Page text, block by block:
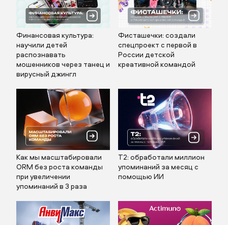
Финансовая культура:
научили детей
распознавать
мошенников через танец и
вирусный джингл
Фисташечки: создали
спецпроект с первой в
России детской
креативной командой
Как мы масштабировали
ORM без роста команды
при увеличении
упоминаний в 3 раза
Т2: обработали миллион
упоминаний за месяц с
помощью ИИ